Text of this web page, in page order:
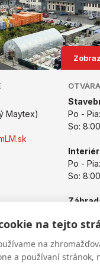
na tejto
na
a používaní stránok,
Maytex)
Po -
So:
Po -
So:
Po -
So: